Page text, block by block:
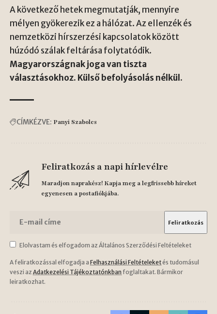
A következő hetek megmutatják, mennyire
mélyen gyökerezik ez a hálózat. Az ellenzék és
nemzetközi hírszerzési kapcsolatok között
húzódó szálak feltárása folytatódik.
Magyarországnak joga van tiszta
választásokhoz. Külső befolyásolás nélkül.
CÍMKÉZVE: Panyi Szabolcs
Feliratkozás a napi hírlevélre
Maradjon naprakész! Kapja meg a legfrissebb híreket
egyenesen a postafiókjába.
Elolvastam és elfogadom az Általános Szerződési Feltételeket
A feliratkozással elfogadja a Felhasználási Feltételeketés tudomásul
veszi az Adatkezelési Tájékoztatónkban foglaltakat. Bármikor
leiratkozhat.